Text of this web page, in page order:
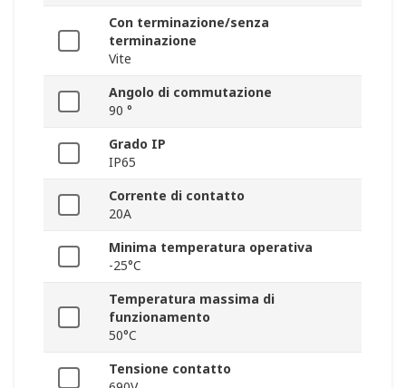
Con terminazione/senza
terminazione
Vite
Angolo di commutazione
90 °
Grado IP
IP65
Corrente di contatto
20A
Minima temperatura operativa
-25°C
Temperatura massima di
funzionamento
50°C
Tensione contatto